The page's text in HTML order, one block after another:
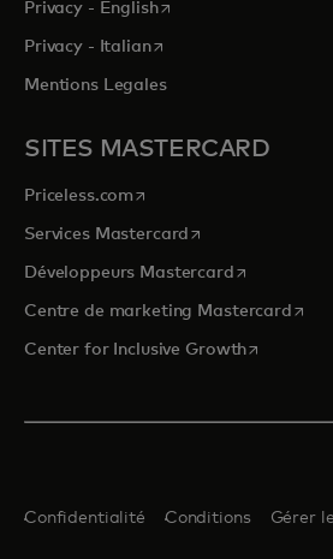
Privacy - Englishs’ouvre dans un
Privacy - Italians’ouvre dans un nouvel
Mentions Legales
SITES MASTERCARD
Priceless.com s’ouvre dans un nouvel
Services Mastercard s’ouvre dans un
Développeurs Mastercards’ouvre
Centre de marketing Mastercard
Center for Inclusive Growths’ouvre
Confidentialité Conditions Gérer